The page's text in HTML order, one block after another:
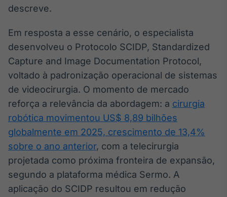
descreve.
Em resposta a esse cenário, o especialista
desenvolveu o Protocolo SCIDP, Standardized
Capture and Image Documentation Protocol,
voltado à padronização operacional de sistemas
de videocirurgia. O momento de mercado
reforça a relevância da abordagem: a cirurgia
robótica movimentou US$ 8,89 bilhões
globalmente em 2025, crescimento de 13,4%
sobre o ano anterior, com a telecirurgia
projetada como próxima fronteira de expansão,
segundo a plataforma médica Sermo. A
aplicação do SCIDP resultou em redução